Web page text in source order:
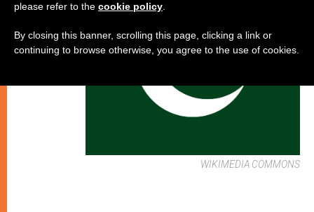
WIKIMEDIA COMMONS
please refer to the cookie policy
By closing this banner, scrolling this page, clicking a link or
continuing to browse otherwise, you agree to the use of cookies.